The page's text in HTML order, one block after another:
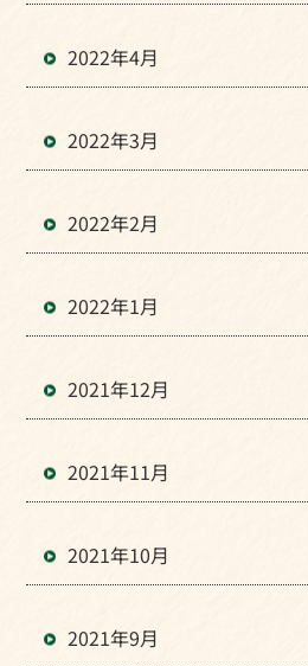
2022年4月
2022年3月
2022年2月
2022年1月
2021年12月
2021年11月
2021年10月
2021年9月